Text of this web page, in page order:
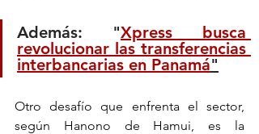
Además: "Xpress busca
revolucionar las transferencias
interbancarias en Panamá"
Otro desafío que enfrenta el sector,
según Hanono de Hamui, es la